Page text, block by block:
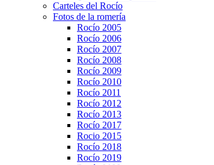
Carteles del Rocío
Fotos de la romería
Rocío 2005
Rocío 2006
Rocío 2007
Rocío 2008
Rocío 2009
Rocío 2010
Rocío 2011
Rocío 2012
Rocío 2013
Rocío 2017
Rocio 2015
Rocío 2018
Rocío 2019